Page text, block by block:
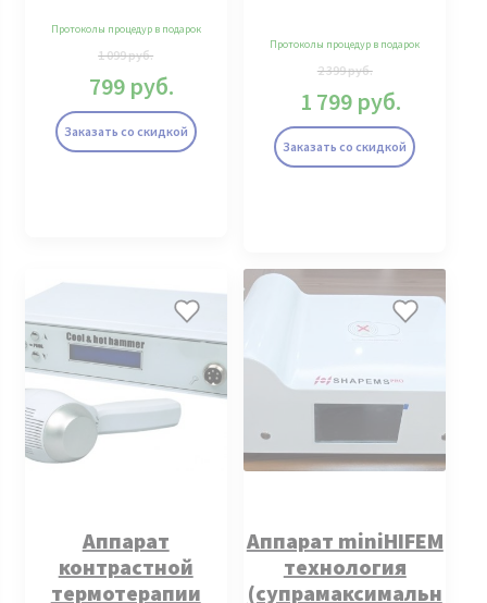
Заказать со скидкой
Протоколы процедур в подарок
1 099руб.
799 руб.
Заказать со скидкой
Протоколы процедур в подарок
2 399руб.
1 799 руб.
Аппарат
контрастной
термотерапии
Аппарат miniHIFEM
технология
(супрамаксимальн